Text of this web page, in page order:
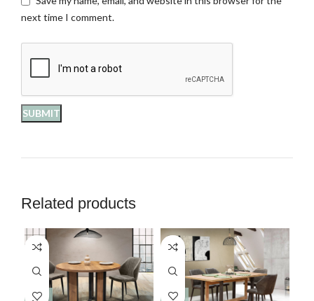
next time I comment.
Related products